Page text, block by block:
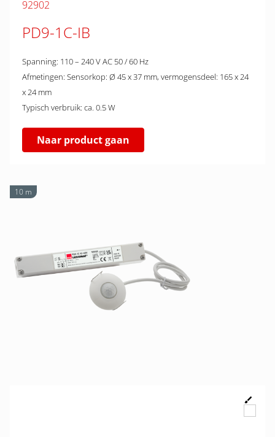
92902
PD9-1C-IB
Spanning: 110 – 240 V AC 50 / 60 Hz
Afmetingen: Sensorkop: Ø 45 x 37 mm, vermogensdeel: 165 x 24
x 24 mm
Typisch verbruik: ca. 0.5 W
Naar product gaan
10 m